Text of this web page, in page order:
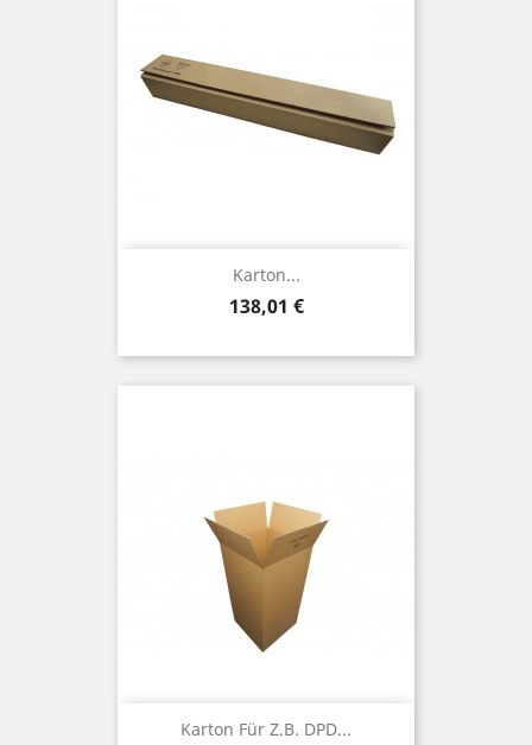
Karton...
Preis
138,01 €
Karton Für Z.B. DPD...